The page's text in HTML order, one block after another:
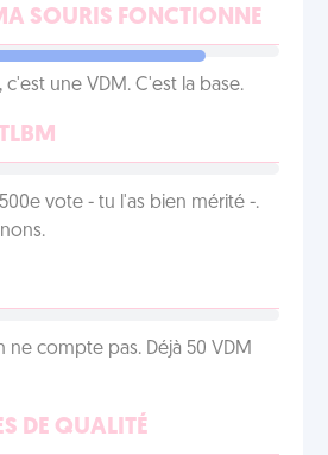
SOURIS FONCTIONNE
une VDM. C'est la base.
vote - tu l'as bien mérité -.
ne compte pas. Déjà 50 VDM
DE QUALITÉ